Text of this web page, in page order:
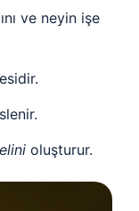
ve neyin işe
oluşturur.